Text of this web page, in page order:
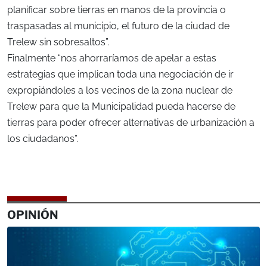
planificar sobre tierras en manos de la provincia o
traspasadas al municipio, el futuro de la ciudad de
Trelew sin sobresaltos”.
Finalmente “nos ahorraríamos de apelar a estas
estrategias que implican toda una negociación de ir
expropiándoles a los vecinos de la zona nuclear de
Trelew para que la Municipalidad pueda hacerse de
tierras para poder ofrecer alternativas de urbanización a
los ciudadanos”.
OPINIÓN